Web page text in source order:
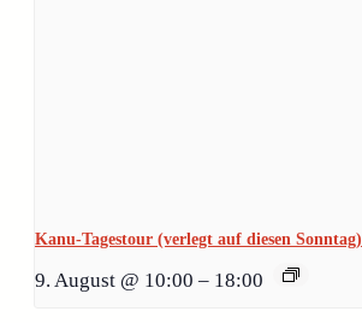
Kanu-Tagestour (verlegt auf diesen Sonntag)
9. August @ 10:00 – 18:00